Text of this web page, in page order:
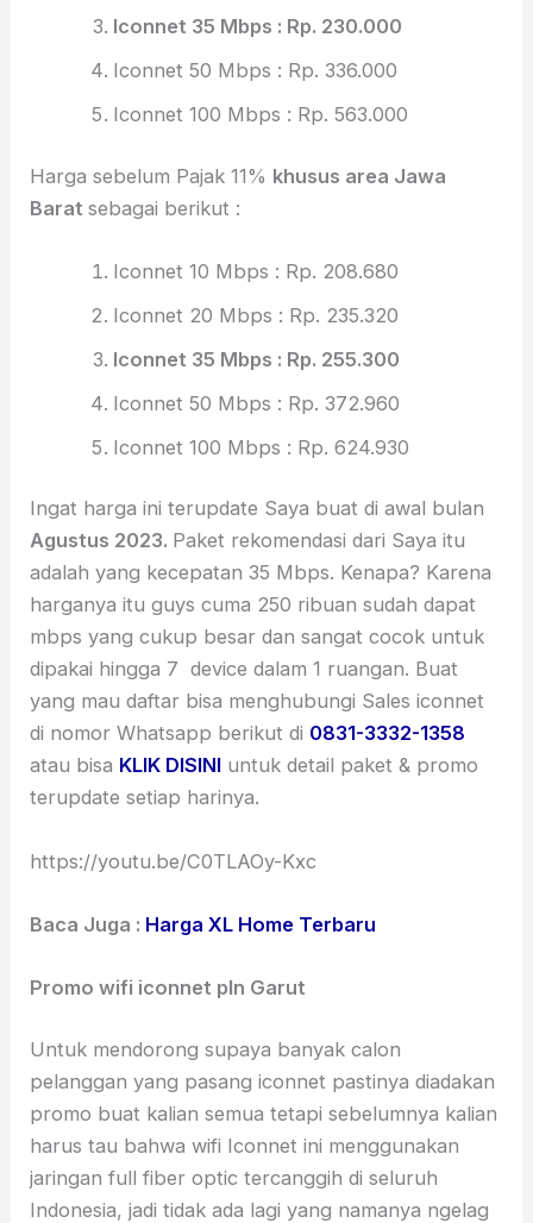
Iconnet 35 Mbps : Rp. 230.000
Iconnet 50 Mbps : Rp. 336.000
Iconnet 100 Mbps : Rp. 563.000
Harga sebelum Pajak 11% khusus area Jawa
Baratsebagai berikut :
Iconnet 10 Mbps : Rp. 208.680
Iconnet 20 Mbps : Rp. 235.320
Iconnet 35 Mbps : Rp. 255.300
Iconnet 50 Mbps : Rp. 372.960
Iconnet 100 Mbps : Rp. 624.930
Ingat harga ini terupdate Saya buat di awal bulan
Agustus 2023. Paket rekomendasi dari Saya itu
adalah yang kecepatan 35 Mbps. Kenapa? Karena
harganya itu guys cuma 250 ribuan sudah dapat
mbps yang cukup besar dan sangat cocok untuk
dipakai hingga 7 device dalam 1 ruangan. Buat
yang mau daftar bisa menghubungi Sales iconnet
di nomor Whatsapp berikut di 0831-3332-1358
atau bisa KLIK DISINI untuk detail paket & promo
terupdate setiap harinya.
https://youtu.be/C0TLAOy-Kxc
Baca Juga : Harga XL Home Terbaru
Promo wifi iconnet pln Garut
Untuk mendorong supaya banyak calon
pelanggan yang pasang iconnet pastinya diadakan
promo buat kalian semua tetapi sebelumnya kalian
harus tau bahwa wifi Iconnet ini menggunakan
jaringan full fiber optic tercanggih di seluruh
Indonesia, jadi tidak ada lagi yang namanya ngelag